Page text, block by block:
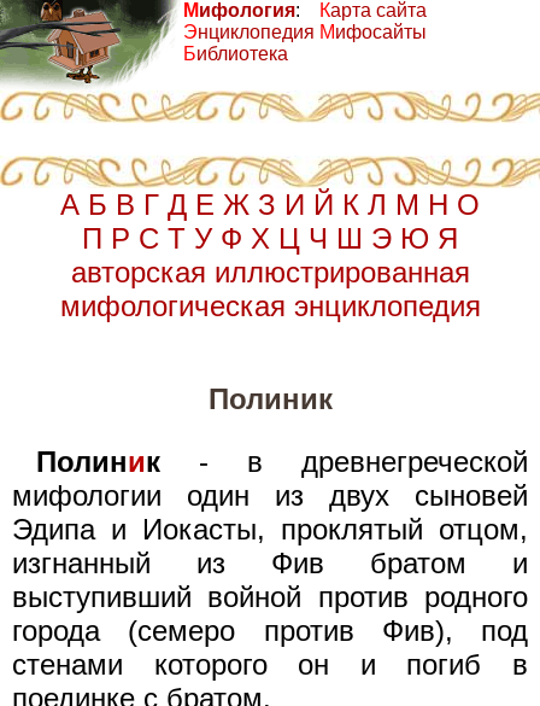
Мифология:
Энциклопедия
Библиотека
Карта сайта
Мифосайты
А Б В Г Д Е Ж З И Й К Л М Н О
П Р С Т У Ф Х Ц Ч Ш Э Ю Я
авторская иллюстрированная
мифологическая энциклопедия
Полиник
Полиник - в древнегреческой
мифологии один из двух сыновей
Эдипа и Иокасты, проклятый отцом,
изгнанный из Фив братом и
выступивший войной против родного
города (семеро против Фив), под
стенами которого он и погиб в
поединке с братом.